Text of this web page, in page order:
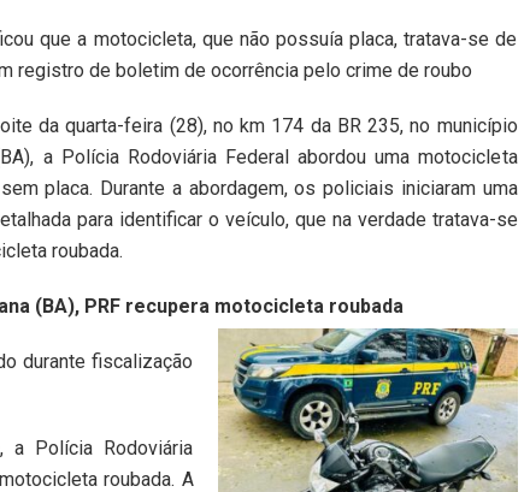
que a motocicleta, que não possuía placa, tratava-se de
registro de boletim de ocorrência pelo crime de roubo
da quarta-feira (28), no km 174 da BR 235, no município
a Polícia Rodoviária Federal abordou uma motocicleta
placa. Durante a abordagem, os policiais iniciaram uma
para identificar o veículo, que na verdade tratava-se
roubada.
(BA), PRF recupera motocicleta roubada
durante fiscalização
a Polícia Rodoviária
roubada. A